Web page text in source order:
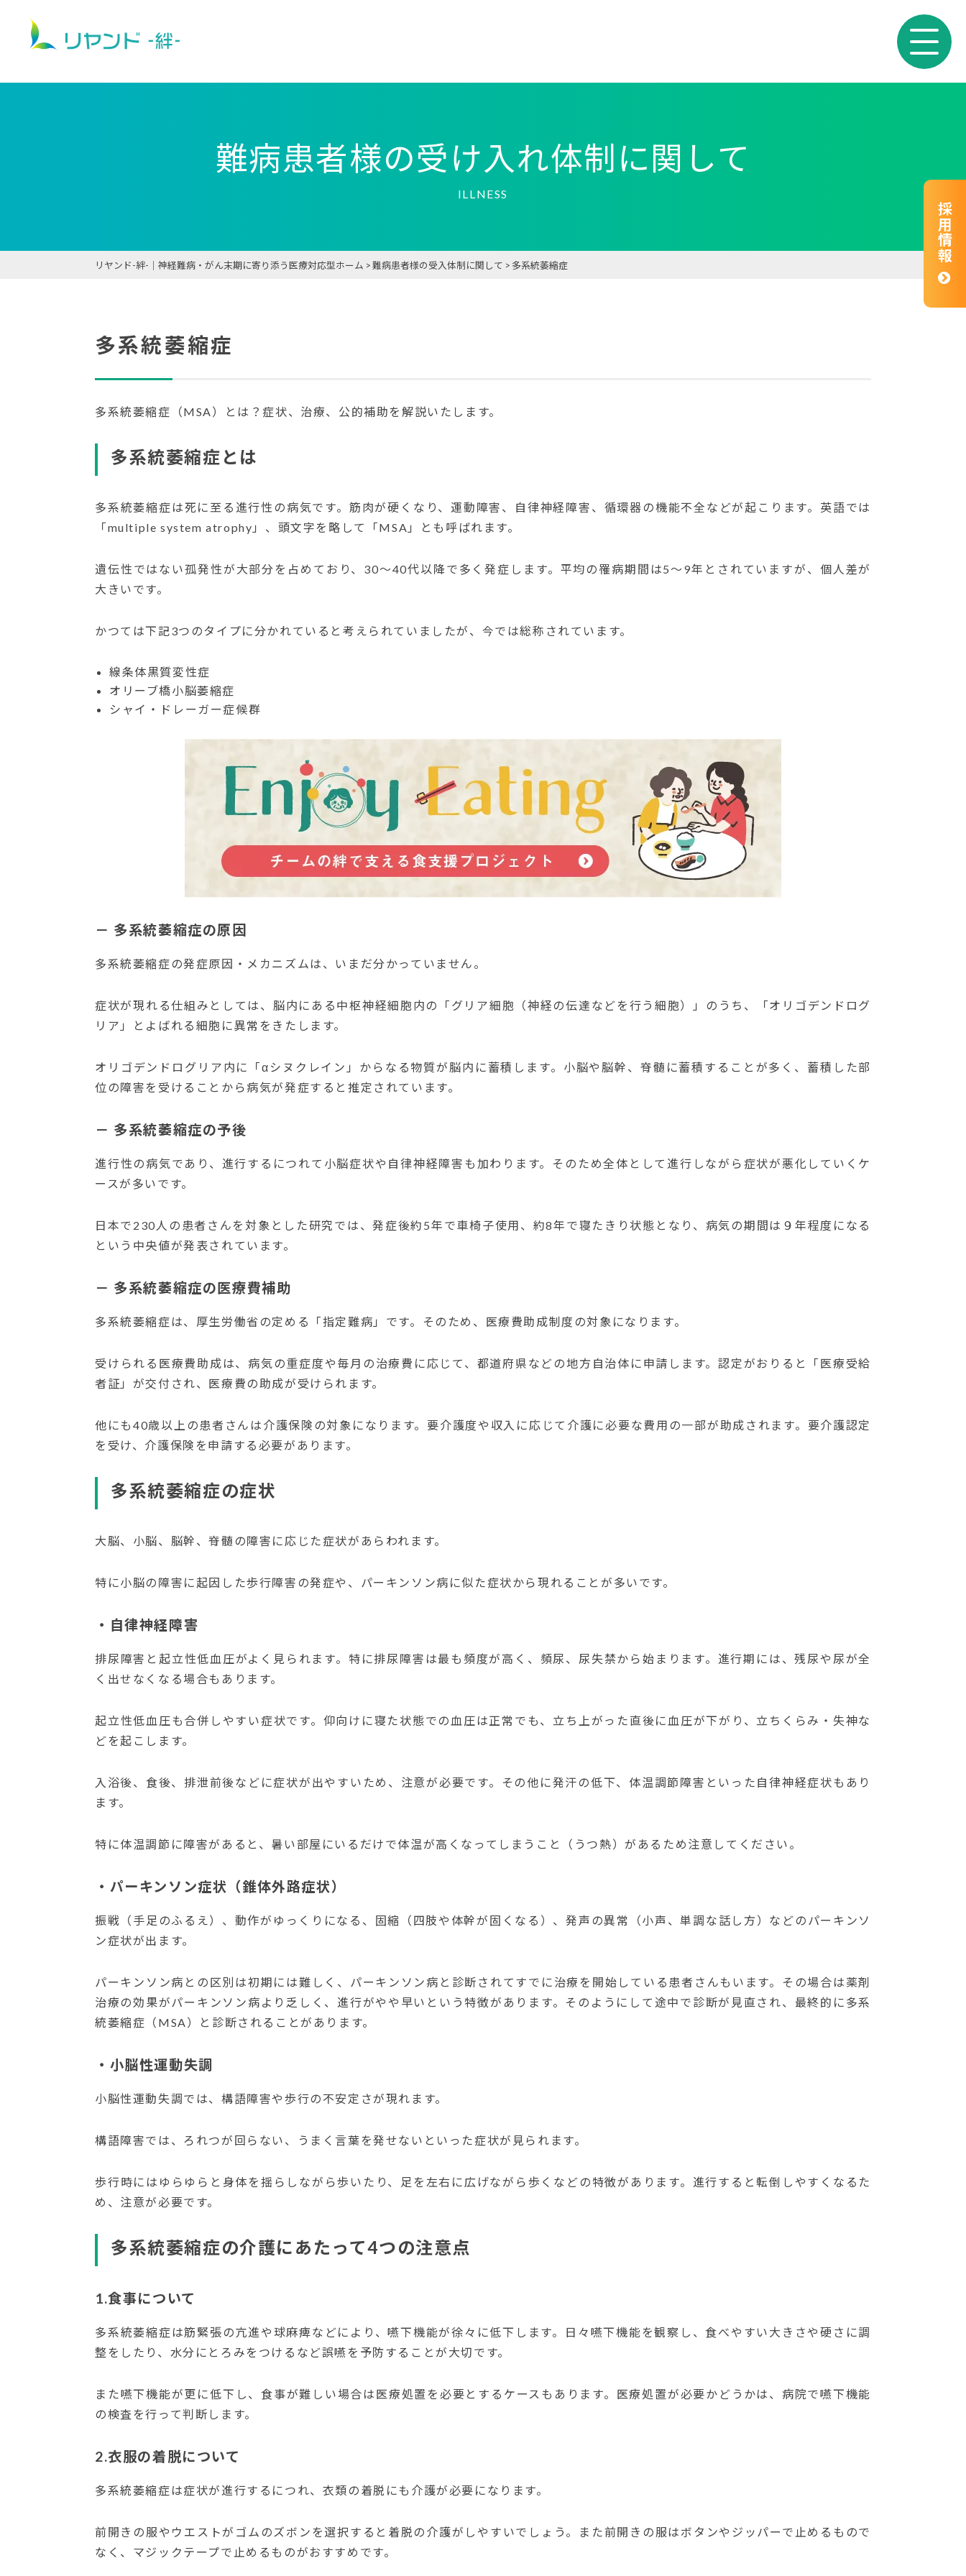
採用情報
難病患者様の受け入れ体制に関して
ILLNESS
リヤンド-絆-｜神経難病・がん末期に寄り添う医療対応型ホーム >難病患者様の受入体制に関して > 多系統萎縮症
多系統萎縮症
多系統萎縮症（MSA）とは？症状、治療、公的補助を解説いたします。
多系統萎縮症とは
多系統萎縮症は死に至る進行性の病気です。 筋肉が硬くなり、運動障害、自律神経障害、循環器の機能不全などが起こります。 英語では
「multiple system atrophy」、頭文字を略して「MSA」とも呼ばれます。
遺伝性ではない孤発性が大部分を占めており、30〜40代以降で多く発症します。 平均の罹病期間は5～9年とされていますが、個人差が
大きいです。
かつては下記3つのタイプに分かれていると考えられていましたが、今では総称されています。
線条体黒質変性症
オリーブ橋小脳萎縮症
シャイ・ドレーガー症候群
－ 多系統萎縮症の原因
多系統萎縮症の発症原因・メカニズムは、いまだ分かっていません。
症状が現れる仕組みとしては、脳内にある中枢神経細胞内の「グリア細胞（神経の伝達などを行う細胞）」のうち、「オリゴデンドログ
リア」とよばれる細胞に異常をきたします。
オリゴデンドログリア内に「αシヌクレイン」からなる物質が脳内に蓄積します。 小脳や脳幹、脊髄に蓄積することが多く、蓄積した部
位の障害を受けることから病気が発症すると推定されています。
－ 多系統萎縮症の予後
進行性の病気であり、進行するにつれて小脳症状や自律神経障害も加わります。 そのため全体として進行しながら症状が悪化していくケ
ースが多いです。
日本で230人の患者さんを対象とした研究では、発症後約5年で車椅子使用、約8年で寝たきり状態となり、病気の期間は９年程度になる
という中央値が発表されています。
－ 多系統萎縮症の医療費補助
多系統萎縮症は、厚生労働省の定める「指定難病」です。 そのため、医療費助成制度の対象になります。
受けられる医療費助成は、病気の重症度や毎月の治療費に応じて、都道府県などの地方自治体に申請します。認定がおりると「医療受給
者証」が交付され、医療費の助成が受けられます。
他にも40歳以上の患者さんは介護保険の対象になります。 要介護度や収入に応じて介護に必要な費用の一部が助成されます。 要介護認定
を受け、介護保険を申請する必要があります。
多系統萎縮症の症状
大脳、小脳、脳幹、脊髄の障害に応じた症状があらわれます。
特に小脳の障害に起因した歩行障害の発症や、パーキンソン病に似た症状から現れることが多いです。
・自律神経障害
排尿障害と起立性低血圧がよく見られます。 特に排尿障害は最も頻度が高く、頻尿、尿失禁から始まります。 進行期には、残尿や尿が全
く出せなくなる場合もあります。
起立性低血圧も合併しやすい症状です。 仰向けに寝た状態での血圧は正常でも、立ち上がった直後に血圧が下がり、立ちくらみ・失神な
どを起こします。
入浴後、食後、排泄前後などに症状が出やすいため、注意が必要です。
その他に発汗の低下、体温調節障害といった自律神経症状もあり
ます。
特に体温調節に障害があると、暑い部屋にいるだけで体温が高くなってしまうこと（うつ熱）があるため注意してください。
・パーキンソン症状（錐体外路症状）
振戦（手足のふるえ）、動作がゆっくりになる、固縮（四肢や体幹が固くなる）、発声の異常（小声、単調な話し方）などのパーキンソ
ン症状が出ます。
パーキンソン病との区別は初期には難しく、パーキンソン病と診断されてすでに治療を開始している患者さんもいます。
その場合は薬剤
治療の効果がパーキンソン病より乏しく、進行がやや早いという特徴があります。 そのようにして途中で診断が見直され、最終的に多系
統萎縮症（MSA）と診断されることがあります。
・小脳性運動失調
小脳性運動失調では、構語障害や歩行の不安定さが現れます。
構語障害では、ろれつが回らない、うまく言葉を発せないといった症状が見られます。
歩行時にはゆらゆらと身体を揺らしながら歩いたり、足を左右に広げながら歩くなどの特徴があります。 進行すると転倒しやすくなるた
め、注意が必要です。
多系統萎縮症の介護にあたって4つの注意点
1.食事について
多系統萎縮症は筋緊張の亢進や球麻痺などにより、嚥下機能が徐々に低下します。日々嚥下機能を観察し、食べやすい大きさや硬さに調
整をしたり、水分にとろみをつけるなど誤嚥を予防することが大切です。
また嚥下機能が更に低下し、食事が難しい場合は医療処置を必要とするケースもあります。医療処置が必要かどうかは、病院で嚥下機能
の検査を行って判断します。
2.衣服の着脱について
多系統萎縮症は症状が進行するにつれ、衣類の着脱にも介護が必要になります。
前開きの服やウエストがゴムのズボンを選択すると着脱の介護がしやすいでしょう。また前開きの服はボタンやジッパーで止めるもので
なく、マジックテープで止めるものがおすすめです。